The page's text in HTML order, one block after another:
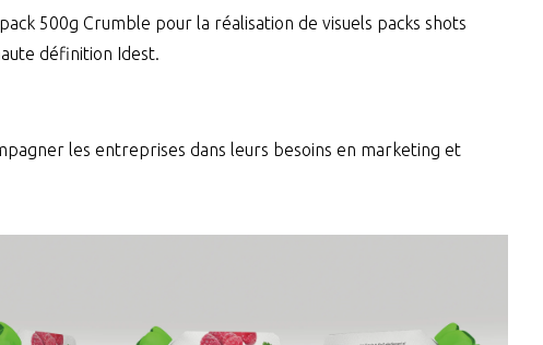
500g Crumble pour la réalisation de visuels packs shots
définition Idest.
les entreprises dans leurs besoins en marketing et